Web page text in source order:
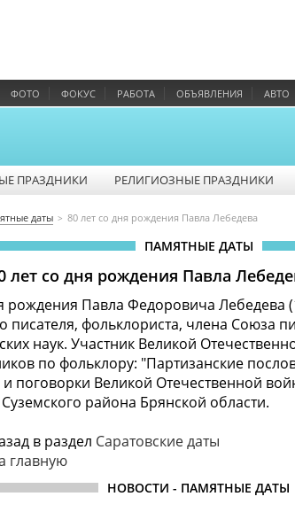
ФОТО ФОКУС РАБОТА ОБЪЯВЛЕНИЯ АВТО
ПРАЗДНИКИ РЕЛИГИОЗНЫЕ ПРАЗДНИКИ
даты 80 лет со дня рождения Павла Лебедева
ПАМЯТНЫЕ ДАТЫ
лет со дня рождения Павла
рождения Павла Федоровича Лебедева
писателя, фольклориста, члена Союза
наук. Участник Великой
по фольклору: "Партизанские
поговорки Великой Отечественной
района Брянской области.
в раздел Саратовские даты
главную
НОВОСТИ - ПАМЯТНЫЕ ДАТЫ